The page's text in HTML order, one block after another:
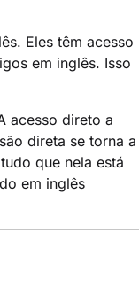
Eles têm acesso
em inglês. Isso
acesso direto a
direta se torna a
que nela está
em inglês